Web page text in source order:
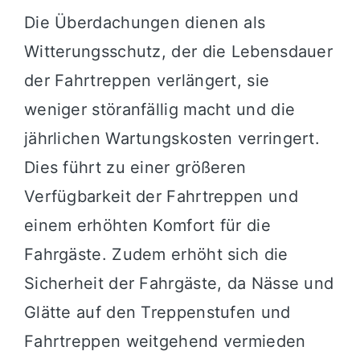
Die Überdachungen dienen als
Witterungsschutz, der die Lebensdauer
der Fahrtreppen verlängert, sie
weniger störanfällig macht und die
jährlichen Wartungskosten verringert.
Dies führt zu einer größeren
Verfügbarkeit der Fahrtreppen und
einem erhöhten Komfort für die
Fahrgäste. Zudem erhöht sich die
Sicherheit der Fahrgäste, da Nässe und
Glätte auf den Treppenstufen und
Fahrtreppen weitgehend vermieden